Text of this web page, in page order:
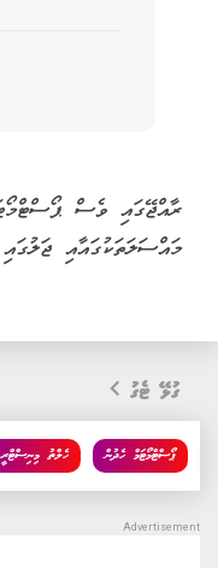
ރާއްޖޭގައި ވެސް
މައްސަލަތަކުގައާއި
ގުޅޭ ޓެގު
ހެލްތު މިނިސްޓްރީ ޕޯސްޓްމޯޓަމް ހެދުން